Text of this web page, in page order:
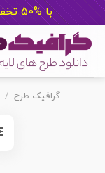
با %50 تخفیف اشتراک بخر
content
گرافیک طرح /